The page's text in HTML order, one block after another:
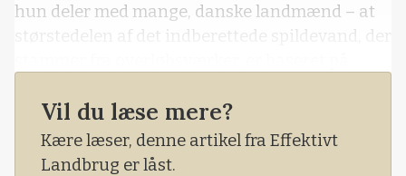
hun deler med mange, danske landmænd – at
størstedelen af det indberettede spildevand, der
målinger. Det hele kommer med en ret stor
usikkerhed. Hertil kan tilføjes, at der også nogle
steder fifles med indberetninger, som år efter
Vil du læse mere?
Kære læser, denne artikel fra Effektivt
Landbrug er låst.